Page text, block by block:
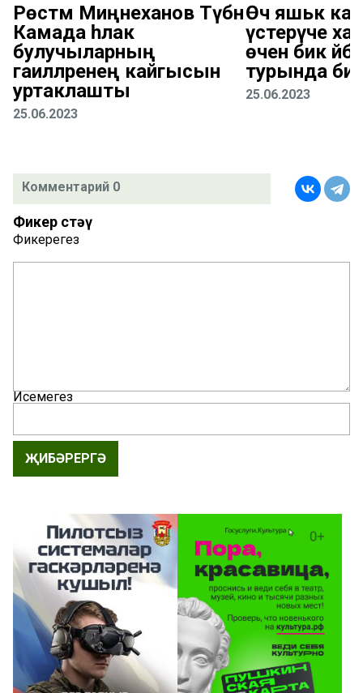
Рөстәм Миңнеханов Түбән
Камада һәлак
булучыларның
гаиләләренең кайгысын
уртаклашты
25.06.2023
Өч яшькә
үстерүче
өчен бик
турында
25.06.2023
Комментарий 0
Фикер өстәү
Фикерегез
Исемегез
ҖИБӘРЕРГӘ